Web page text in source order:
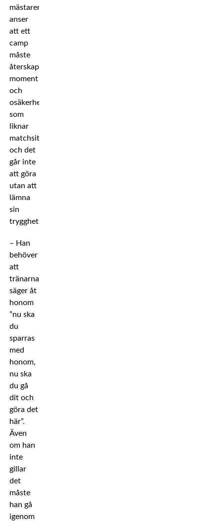
mästaren
anser
att ett
camp
måste
återskapa
moment
och
osäkerhet
som
liknar
matchsituationen,
och det
går inte
att göra
utan att
lämna
sin
trygghetszon.
– Han
behöver
att
tränarna
säger åt
honom
”nu ska
du
sparras
med
honom,
nu ska
du gå
dit och
göra det
här”.
Även
om han
inte
gillar
det
måste
han gå
igenom